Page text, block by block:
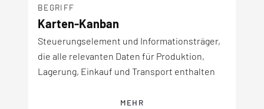
BEGRIFF
Karten-Kanban
Steuerungselement und Informationsträger,
die alle relevanten Daten für Produktion,
Lagerung, Einkauf und Transport enthalten
MEHR